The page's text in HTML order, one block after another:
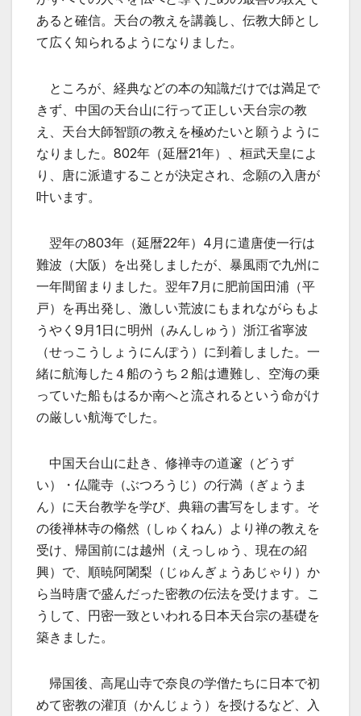
あると確信。天台の教えを講義し、伝教大師とし
て広く知られるようになりました。
ところが、経典などの本の知識だけでは満足で
きず、中国の天台山に行って正しい天台宗の教
え、天台大師智顗の教えを極めたいと願うように
なりました。802年（延暦21年）、桓武天皇によ
り、唐に派遣することが決定され、念願の入唐が
叶います。
翌年の803年（延暦22年）4月に遣唐使一行は
難波（大阪）を出発しましたが、暴風雨で九州に
一年間留まりました。翌年7月に肥前国田浦（平
戸）を再出発し、激しい荒波にもまれながらもよ
うやく9月1日に明州（みんしゅう）浙江省寧波
（せっこうしょうにんぽう）に到着しました。一
緒に航海した４船のうち２船は遭難し、空海の乗
っていた船もはるか南へと流されるという命がけ
の厳しい航海でした。
中国天台山に赴き、修禅寺の道邃（どうず
い）・仏隴寺（ぶつろうじ）の行満（ぎょうま
ん）に天台教学を学び、典籍の書写をします。そ
の後禅林寺の翛然（しゅくねん）より禅の教えを
受け、帰国前には越州（えっしゅう、現在の紹
興）で、順暁阿闍梨（じゅんぎょうあじゃり）か
ら当時唐で盛んだった密教の伝法を受けます。こ
うして、円密一致といわれる日本天台宗の基礎を
築きました。
帰国後、高尾山寺で奈良の学僧たちに日本で初
めて密教の灌頂（かんじょう）を授けるなど、入